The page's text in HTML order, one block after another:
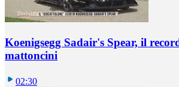
Koenigsegg Sadair's Spear, il
mattoncini
02:30